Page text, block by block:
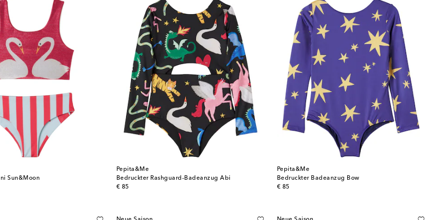
Sun&Moon
Pepita&Me
Bedruckter Rashguard-Badeanzug Abi
€ 85
original price
Pepita&Me
Bedruckter Badeanzug Bow
€ 85
original price